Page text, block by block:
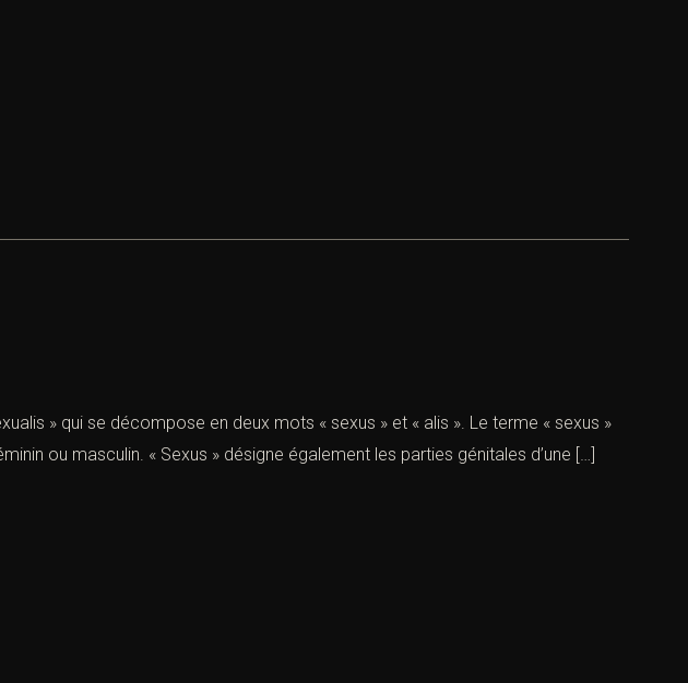
qui se décompose en deux mots « sexus » et « alis ». Le terme « sexus »
ou masculin. « Sexus » désigne également les parties génitales d’une […]